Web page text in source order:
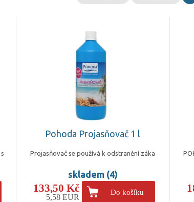
Pohoda Projasňovač 1 l
Projasňovač se používá k odstranění záka
skladem (4)
133,50 Kč
5,58 EUR
Do košíku